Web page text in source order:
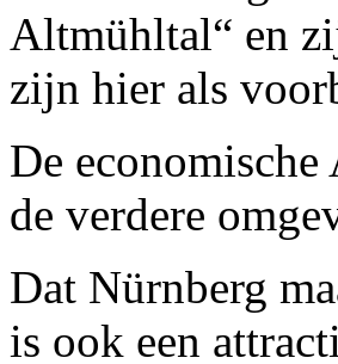
Altmühltal“ en
zijn hier als
De
de verdere
Dat Nürnberg
is ook een